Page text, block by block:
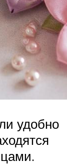
удобно